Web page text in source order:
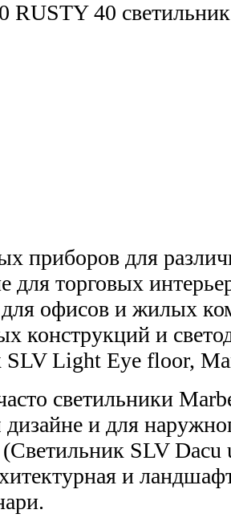
приборов для
для торговых
офисов и жилых
конструкций и
SLV Light Eye floor,
светильники
и для
SLV
и